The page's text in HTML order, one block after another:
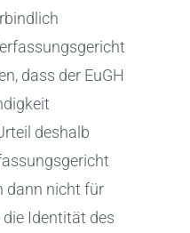
dass der EuGH
deshalb
dann nicht für
Identität des